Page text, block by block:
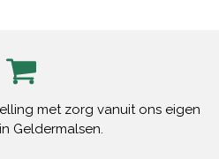
met zorg vanuit ons eigen
Geldermalsen.